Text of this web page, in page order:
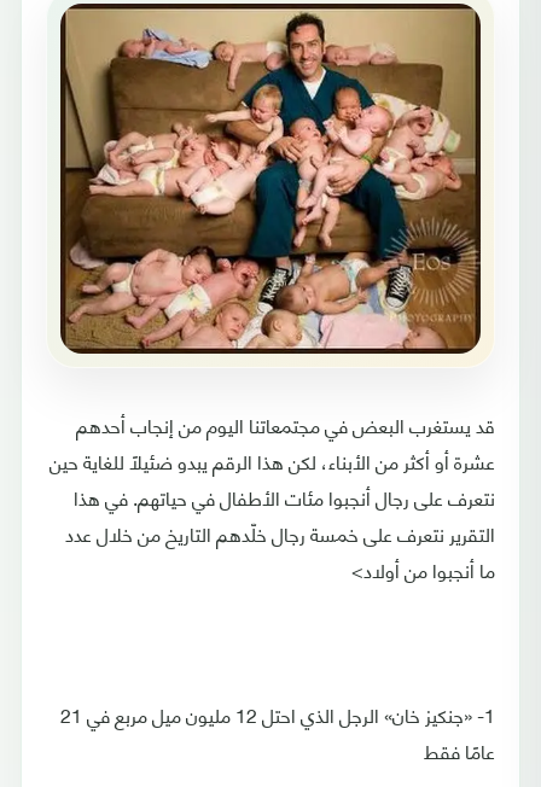
قد يستغرب البعض في مجتمعاتنا اليوم من إنجاب أحدهم
عشرة أو أكثر من الأبناء، لكن هذا الرقم يبدو ضئيلًا للغاية حين
نتعرف على رجال أنجبوا مئات الأطفال في حياتهم. في هذا
التقرير نتعرف على خمسة رجال خلّدهم التاريخ من خلال عدد
ما أنجبوا من أولاد>
1- «جنكيز خان» الرجل الذي احتل 12 مليون ميل مربع في 21
عامًا فقط